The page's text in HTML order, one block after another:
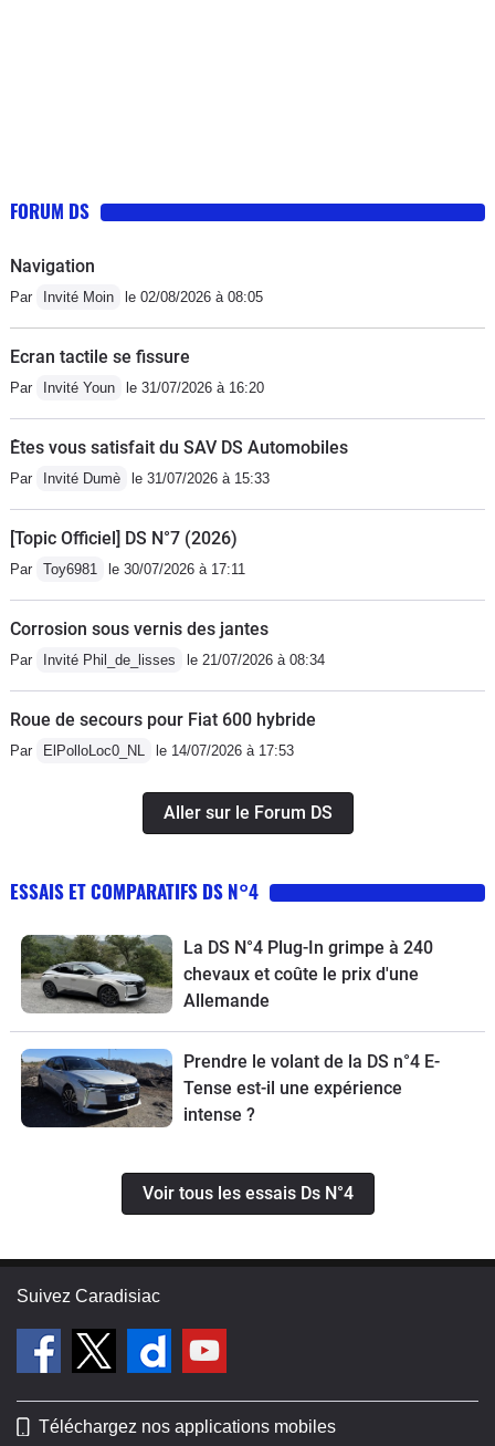
FORUM DS
Navigation
Par Invité Moin le 02/08/2026 à 08:05
Ecran tactile se fissure
Par Invité Youn le 31/07/2026 à 16:20
Êtes vous satisfait du SAV DS Automobiles
Par Invité Dumè le 31/07/2026 à 15:33
[Topic Officiel] DS N°7 (2026)
Par Toy6981 le 30/07/2026 à 17:11
Corrosion sous vernis des jantes
Par Invité Phil_de_lisses le 21/07/2026 à 08:34
Roue de secours pour Fiat 600 hybride
Par ElPolloLoc0_NL le 14/07/2026 à 17:53
Aller sur le Forum DS
ESSAIS ET COMPARATIFS DS N°4
La DS N°4 Plug-In grimpe à 240
chevaux et coûte le prix d'une
Allemande
Prendre le volant de la DS n°4 E-
Tense est-il une expérience
intense ?
Voir tous les essais Ds N°4
Suivez Caradisiac
Téléchargez nos applications mobiles